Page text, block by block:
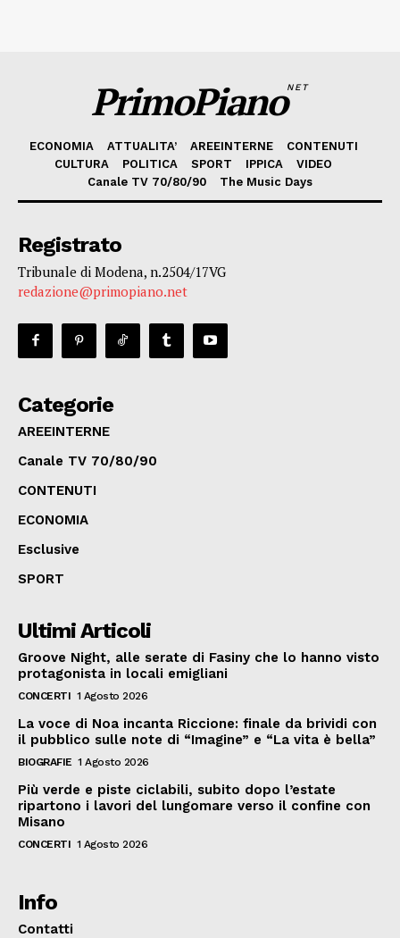
PrimoPianoNET
ECONOMIA ATTUALITA’ AREEINTERNE
CONTENUTI
CULTURA
POLITICA SPORT IPPICA
VIDEO
Canale TV 70/80/90
The Music Days
Registrato
Tribunale di Modena, n.2504/17VG
redazione@primopiano.net
Categorie
AREEINTERNE
Canale TV 70/80/90
CONTENUTI
ECONOMIA
Esclusive
SPORT
Ultimi Articoli
Groove Night, alle serate di Fasiny che lo hanno visto
protagonista in locali emigliani
CONCERTI 1 Agosto 2026
La voce di Noa incanta Riccione: finale da brividi con
il pubblico sulle note di “Imagine” e “La vita è bella”
BIOGRAFIE 1 Agosto 2026
Più verde e piste ciclabili, subito dopo l’estate
ripartono i lavori del lungomare verso il confine con
Misano
CONCERTI 1 Agosto 2026
Info
Contatti